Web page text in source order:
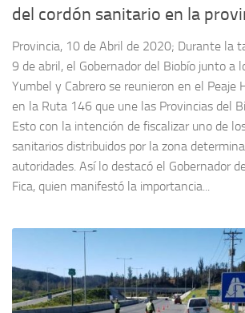
del cordón sanitario en la
Provincia, 10 de Abril de 2020; Durante la
9 de abril, el Gobernador del Biobío junto a
Yumbel y Cabrero se reunieron en el Peaje
en la Ruta 146 que une las Provincias del
Esto con la intención de fiscalizar uno de
sanitarios distribuidos por la zona
autoridades. Así lo destacó el Gobernador
Fica, quien manifestó la importancia...